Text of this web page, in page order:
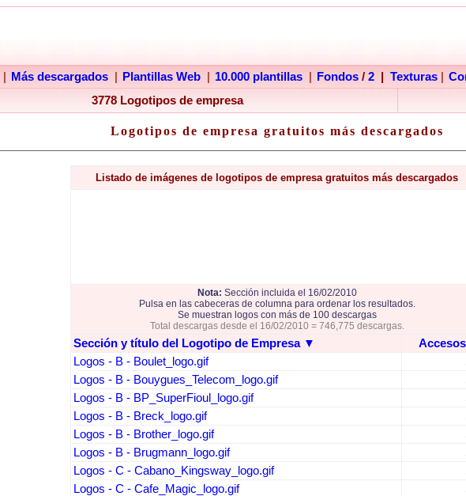
Más descargados Plantillas Web 10.000 plantillas Fondos / 2 Texturas
3778 Logotipos de empresa
Logotipos de empresa gratuitos más descargados
Listado de imágenes de logotipos de empresa gratuitos más descargados
Nota: Sección incluida el 16/02/2010
Pulsa en las cabeceras de columna para ordenar los resultados.
Se muestran logos con más de 100 descargas
Total descargas desde el 16/02/2010 = 746,775 descargas.
Sección y título del Logotipo de Empresa ▼ Accesos
Logos - B - Boulet_logo.gif
Logos - B - Bouygues_Telecom_logo.gif
Logos - B - BP_SuperFioul_logo.gif
Logos - B - Breck_logo.gif
Logos - B - Brother_logo.gif
Logos - B - Brugmann_logo.gif
Logos - C - Cabano_Kingsway_logo.gif
Logos - C - Cafe_Magic_logo.gif